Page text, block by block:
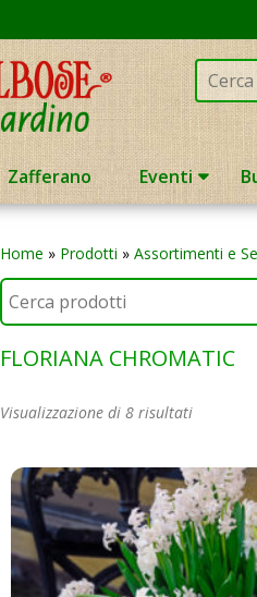
Cerca:
Zafferano Eventi
Home » Prodotti » Assortimenti e
FLORIANA CHROMATIC
Visualizzazione di 8 risultati